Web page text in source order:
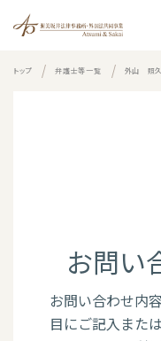
トップ 弁護士等一覧 外山 照久